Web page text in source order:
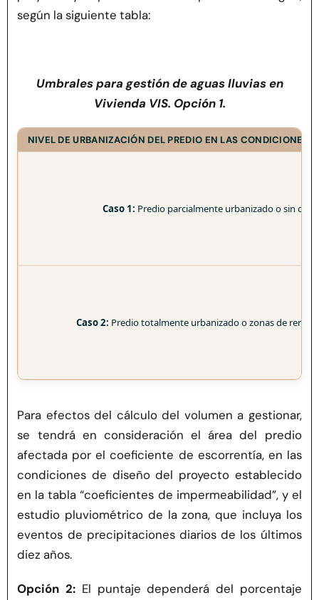
según la siguiente tabla:
Umbrales para gestión de aguas lluvias en
Vivienda VIS. Opción 1.
NIVEL DE URBANIZACIÓN DEL PREDIO EN LAS CONDICIONES
Caso 1: Predio parcialmente urbanizado o sin
Caso 2: Predio totalmente urbanizado o zonas de
Para efectos del cálculo del volumen a gestionar,
se tendrá en consideración el área del predio
afectada por el coeficiente de escorrentía, en las
condiciones de diseño del proyecto establecido
en la tabla “coeficientes de impermeabilidad”, y el
estudio pluviométrico de la zona, que incluya los
eventos de precipitaciones diarios de los últimos
diez años.
Opción 2: El puntaje dependerá del porcentaje